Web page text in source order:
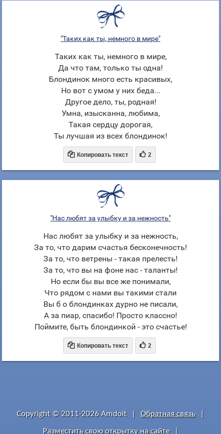
"Таких как ты, немного в мире"
Таких как ты, немного в мире,
Да что там, только ты одна!
Блондинок много есть красивых,
Но вот с умом у них беда...
Другое дело, ты, родная!
Умна, изысканна, любима,
Такая сердцу дорогая,
Ты лучшая из всех блондинок!
 Копировать текст  2
"Нас любят за улыбку и за нежность"
Нас любят за улыбку и за нежность,
За то, что дарим счастья бесконечность!
За то, что ветрены - такая прелесть!
За то, что вы на фоне нас - таланты!
Но если бы вы все же понимали,
Что рядом с нами вы такими стали
Вы б о блондинках дурно не писали,
А за пиар, спасибо! Просто классно!
Поймите, быть блондинкой - это счастье!
 Копировать текст  2
Copyright © 2011-2026 Amdoit Обратная связь
Разместить свою открытку на сайте